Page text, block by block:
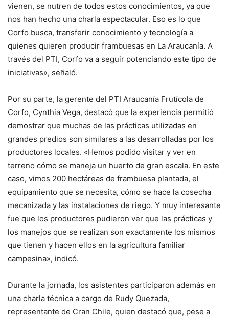
vienen, se nutren de todos estos conocimientos, ya que
nos han hecho una charla espectacular. Eso es lo que
Corfo busca, transferir conocimiento y tecnología a
quienes quieren producir frambuesas en La Araucanía. A
través del PTI, Corfo va a seguir potenciando este tipo de
iniciativas», señaló.
Por su parte, la gerente del PTI Araucanía Frutícola de
Corfo, Cynthia Vega, destacó que la experiencia permitió
demostrar que muchas de las prácticas utilizadas en
grandes predios son similares a las desarrolladas por los
productores locales. «Hemos podido visitar y ver en
terreno cómo se maneja un huerto de gran escala. En este
caso, vimos 200 hectáreas de frambuesa plantada, el
equipamiento que se necesita, cómo se hace la cosecha
mecanizada y las instalaciones de riego. Y muy interesante
fue que los productores pudieron ver que las prácticas y
los manejos que se realizan son exactamente los mismos
que tienen y hacen ellos en la agricultura familiar
campesina», indicó.
Durante la jornada, los asistentes participaron además en
una charla técnica a cargo de Rudy Quezada,
representante de Cran Chile, quien destacó que, pese a